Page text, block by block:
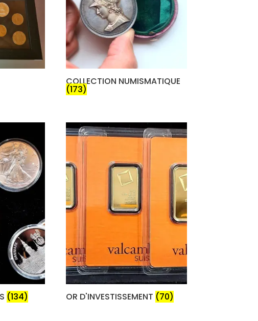
COLLECTION NUMISMATIQUE
(173)
(134) OR D'INVESTISSEMENT (70)